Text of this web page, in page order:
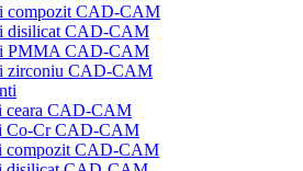
compozit CAD-CAM
disilicat CAD-CAM
PMMA CAD-CAM
zirconiu CAD-CAM
ceara CAD-CAM
Co-Cr CAD-CAM
compozit CAD-CAM